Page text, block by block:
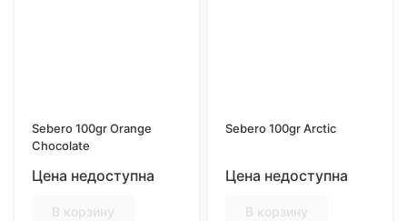
Sebero 100gr Orange
Chocolate
Цена недоступна
В корзину
Sebero 100gr Arctic
Цена недоступна
В корзину